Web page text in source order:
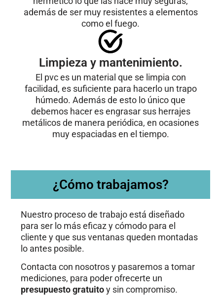
además de ser muy resistentes a elementos
como el fuego.
Limpieza y mantenimiento.
El pvc es un material que se limpia con
facilidad, es suficiente para hacerlo un trapo
húmedo. Además de esto lo único que
debemos hacer es engrasar sus herrajes
metálicos de manera periódica, en ocasiones
muy espaciadas en el tiempo.
¿Cómo trabajamos?
Nuestro proceso de trabajo está diseñado
para ser lo más eficaz y cómodo para el
cliente y que sus ventanas queden montadas
lo antes posible.
Contacta con nosotros y pasaremos a tomar
mediciones, para poder ofrecerte un
presupuesto gratuitoy sin compromiso.